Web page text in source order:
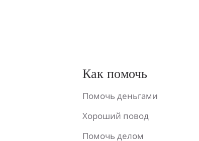
Как помочь
Помочь деньгами
Хороший повод
Помочь делом